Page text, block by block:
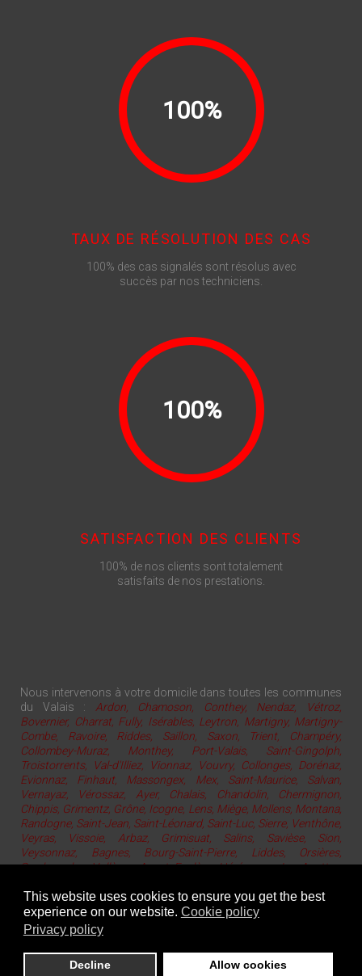
This website uses cookies to ensure you get the best
experience on our website. Cookie policy
Privacy policy
Decline Allow cookies
100%
TAUX DE RÉSOLUTION DES CAS
100% des cas signalés sont résolus avec
succès par nos techniciens.
100%
SATISFACTION DES CLIENTS
100% de nos clients sont totalement
satisfaits de nos prestations.
Nous intervenons à votre domicile dans toutes les communes
du Valais : Ardon, Chamoson, Conthey, Nendaz, Vétroz,
Bovernier, Charrat, Fully, Isérables, Leytron, Martigny, Martigny-
Combe, Ravoire, Riddes, Saillon, Saxon, Trient, Champéry,
Collombey-Muraz, Monthey, Port-Valais, Saint-Gingolph,
Troistorrents, Val-d'Illiez, Vionnaz, Vouvry, Collonges, Dorénaz,
Evionnaz, Finhaut, Massongex, Mex, Saint-Maurice, Salvan,
Vernayaz, Vérossaz, Ayer, Chalais, Chandolin, Chermignon,
Chippis, Grimentz, Grône, Icogne, Lens, Miège, Mollens, Montana,
Randogne, Saint-Jean, Saint-Léonard, Saint-Luc, Sierre, Venthône,
Veyras, Vissoie, Arbaz, Grimisuat, Salins, Savièse, Sion,
Veysonnaz, Bagnes, Bourg-Saint-Pierre, Liddes, Orsières,
Sembrancher, Vollèges, Ayent, Evolène, Hérémence, Les Agettes,
Copyright ©2026 Prodinfo - Le Crosys - 1928 Ravoire / Martigny - Suisse |
accueil|mentions légales|C.G.V.|plan du site|contact| site :Procom'